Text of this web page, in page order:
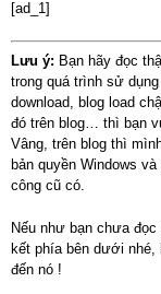
[ad_1]
Lưu ý: Bạn hãy đọc
trong quá trình sử
download, blog load
đó trên blog… thì bạn
Vâng, trên blog thì
bản quyền Windows
công cũ có.
Nếu như bạn chưa
kết phía bên dưới nhé,
đến nó !